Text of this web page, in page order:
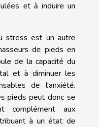
et à induire un
stress est un autre
de pieds en
de la capacité du
et à diminuer les
de l'anxiété.
pieds peut donc se
complément aux
à un état de